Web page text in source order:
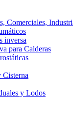
Comerciales,
inversa
para Calderas
Cisterna
y Lodos